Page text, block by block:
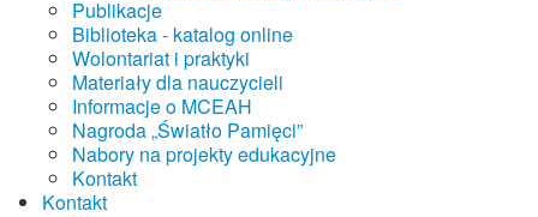
Publikacje
Biblioteka - katalog online
Wolontariat i praktyki
Materiały dla nauczycieli
Informacje o MCEAH
Nagroda „Światło Pamięci”
Nabory na projekty edukacyjne
Kontakt
Kontakt